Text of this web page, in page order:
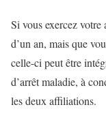
Si vous exercez
d’un an, mais que
celle-ci peut être
d’arrêt maladie, à
les deux affiliations.